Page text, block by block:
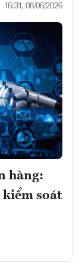
16:31, 08/08/2026
hàng:
kiểm soát